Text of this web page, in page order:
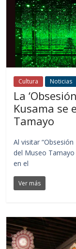
Cultura Noticias
La
Kusama se
Tamayo
Al visitar
del Museo
en el
Ver más